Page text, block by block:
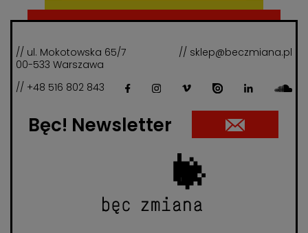
// ul. Mokotowska 65/7
00-533 Warszawa
// sklep@beczmiana.pl
// +48 516 802 843
Bęc! Newsletter